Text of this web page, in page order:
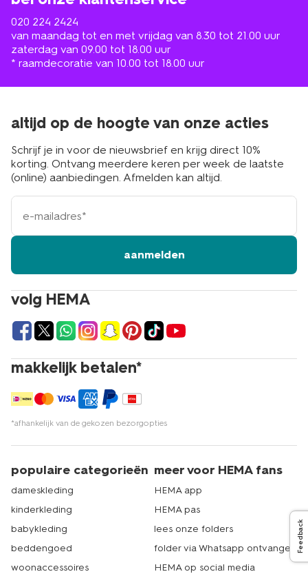
Feedback
020 224 2424
van maandag tot en met vrijdag van 8.30 tot 21.00 uur
zaterdag van 09.00 tot 18.00 uur
* raamdecoratie van 10.00 tot 18.00 uur
volg HEMA
makkelijk betalen*
*afhankelijk van de gekozen bezorgopties
altijd op de hoogte van onze acties
Schrijf je in voor de nieuwsbrief en krijg direct 10%
korting. Ontvang meerdere keren per week de laatste
(online) aanbiedingen. Afmelden kan altijd.
e-
mailadres
aanmelden
populaire categorieën
dameskleding
kinderkleding
babykleding
beddengoed
woonaccessoires
meer voor HEMA fans
HEMA app
HEMA pas
lees onze folders
folder via Whatsapp ontvangen
HEMA op social media